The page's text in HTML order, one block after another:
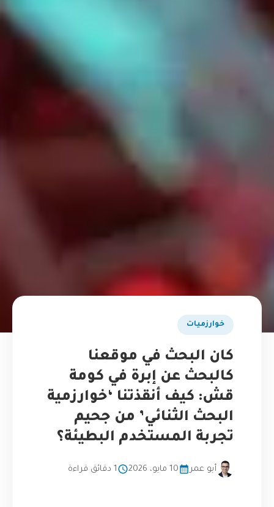
خوارزميات
كان البحث في موقعنا
كالبحث عن إبرة في كومة
قش: كيف أنقذتنا ‘خوارزمية
البحث الثنائي’ من جحيم
تجربة المستخدم البطيئة؟
أبو عمر 10 مايو، 2026 1 دقائق قراءة